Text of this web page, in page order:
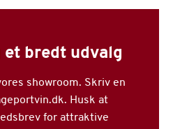
et bredt udvalg
showroom. Skriv en
Husk at
for attraktive